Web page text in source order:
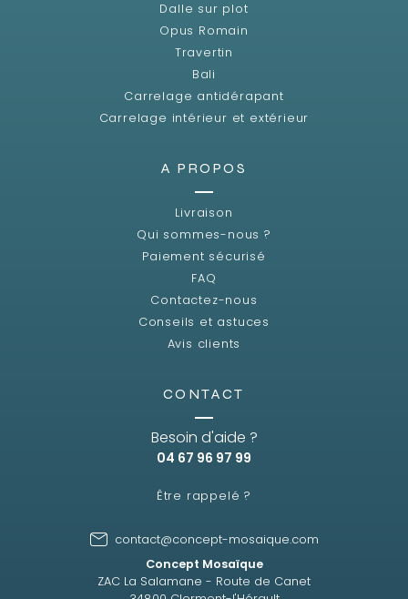
Dalle sur plot
Opus Romain
Travertin
Bali
Carrelage antidérapant
Carrelage intérieur et extérieur
A PROPOS
Livraison
Qui sommes-nous ?
Paiement sécurisé
FAQ
Contactez-nous
Conseils et astuces
Avis clients
CONTACT
Besoin d'aide ?
04 67 96 97 99
Être rappelé ?
contact@concept-mosaique.com
Concept Mosaïque
ZAC La Salamane - Route de Canet